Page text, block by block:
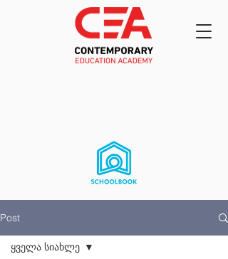
Post
ყველა სიახლე